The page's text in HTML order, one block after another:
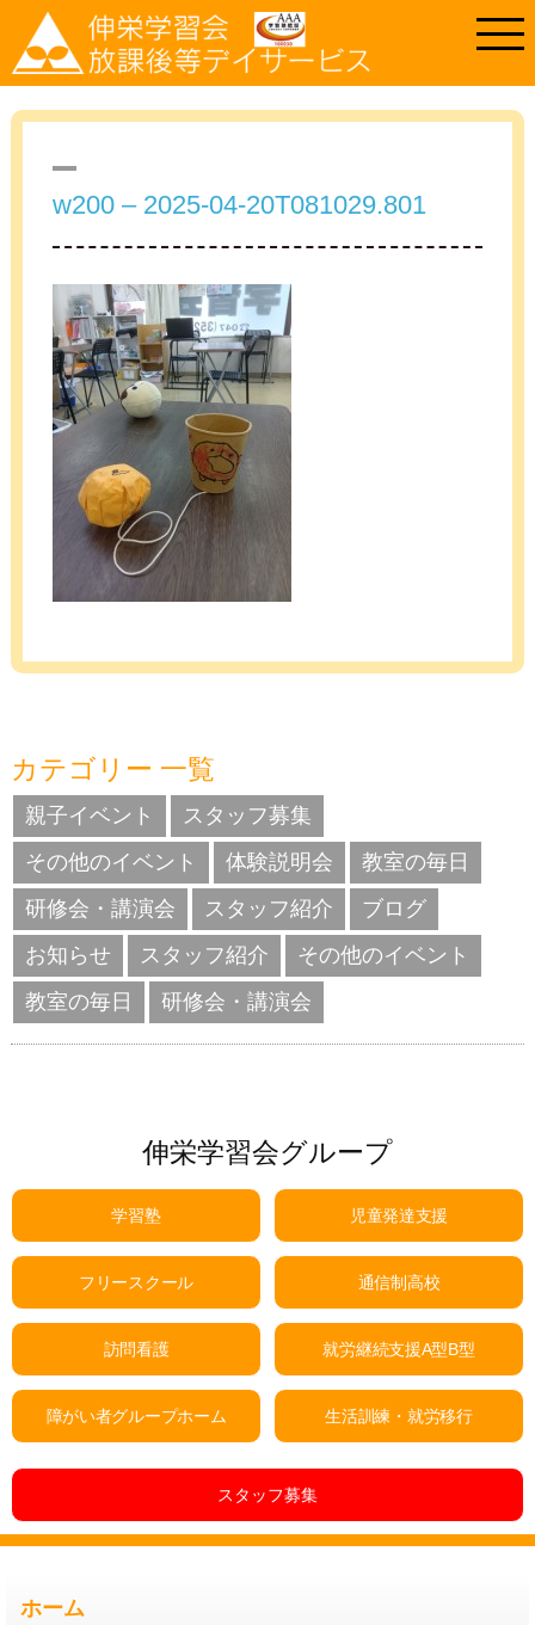
w200 – 2025-04-20T081029.801
カテゴリー 一覧
親子イベント
スタッフ募集
その他のイベント
体験説明会
教室の毎日
研修会・講演会
スタッフ紹介
ブログ
お知らせ
スタッフ紹介
その他のイベント
教室の毎日
研修会・講演会
伸栄学習会グループ
学習塾 児童発達支援
フリースクール 通信制高校
訪問看護 就労継続支援A型B型
障がい者グループホーム 生活訓練・就労移行
スタッフ募集
ホーム